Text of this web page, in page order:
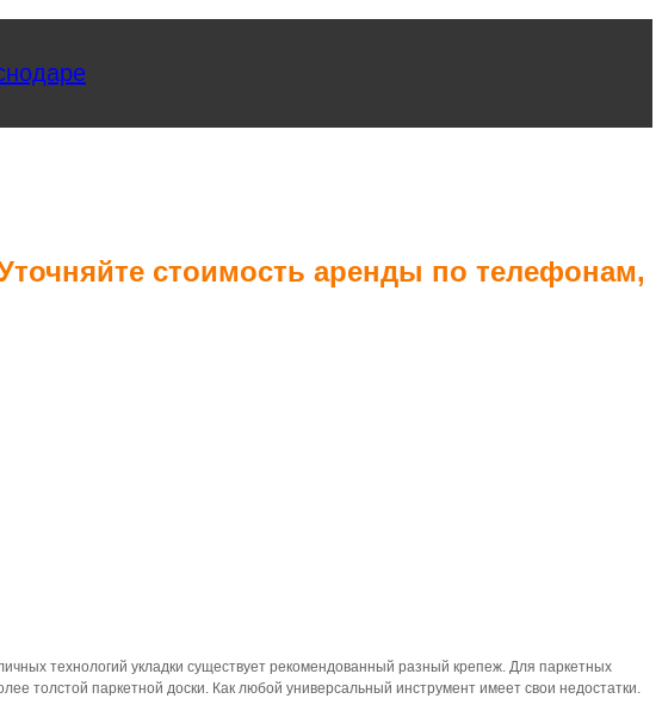
стоимость аренды по телефонам,
технологий укладки существует рекомендованный разный крепеж. Для паркетных
толстой паркетной доски. Как любой универсальный инструмент имеет свои недостатки.